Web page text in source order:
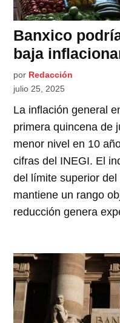
Banxico
baja
por Redacción
julio 25, 2025
La inflación general
primera quincena de
menor nivel en 10
cifras del INEGI. El
del límite superior
mantiene un rango
reducción genera